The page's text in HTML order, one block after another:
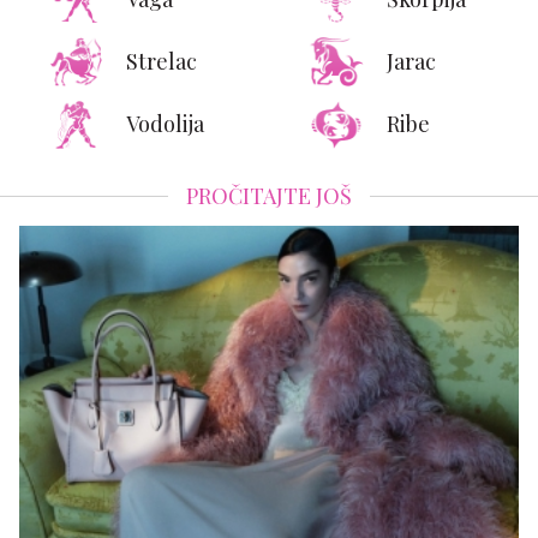
Strelac Jarac
Vodolija Ribe
PROČITAJTE JOŠ